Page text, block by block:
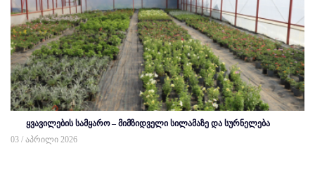
ყვავილების სამყარო – მიმზიდველი სილამაზე და სურნელება
03 / აპრილი 2026